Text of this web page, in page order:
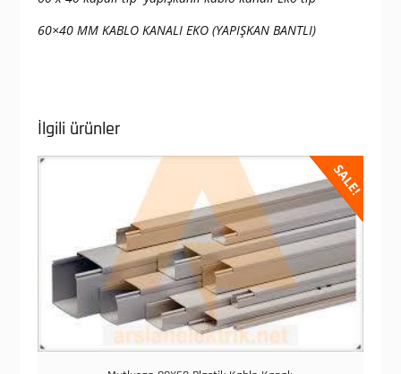
60×40 MM KABLO KANALI EKO (YAPIŞKAN BANTLI)
İlgili ürünler
SALE!